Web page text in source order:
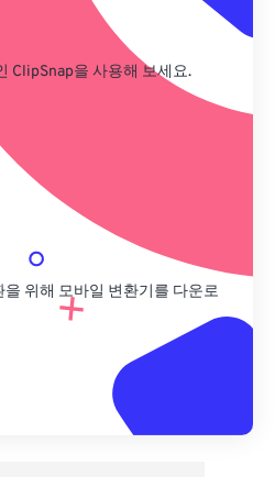
ClipSnap을 사용해 보세요.
위해 모바일 변환기를 다운로